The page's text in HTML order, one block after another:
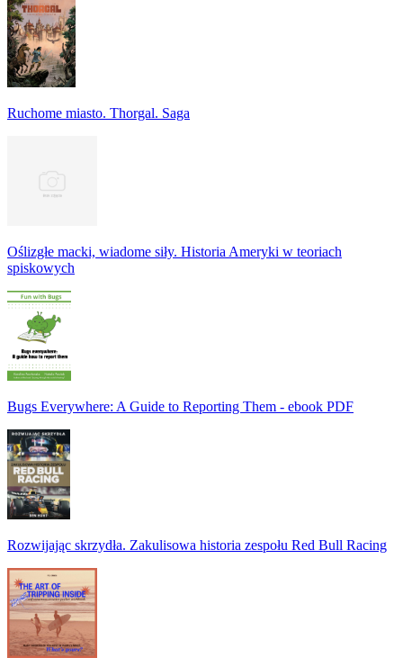
Ruchome miasto. Thorgal. Saga
Oślizgłe macki, wiadome siły. Historia Ameryki w teoriach
spiskowych
Bugs Everywhere: A Guide to Reporting Them - ebook PDF
Rozwijając skrzydła. Zakulisowa historia zespołu Red Bull Racing